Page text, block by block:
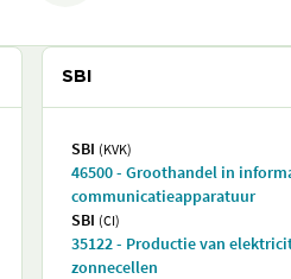
SBI
SBI (KVK)
46500 - Groothandel in
communicatieapparatuur
SBI (CI)
35122 - Productie van
zonnecellen